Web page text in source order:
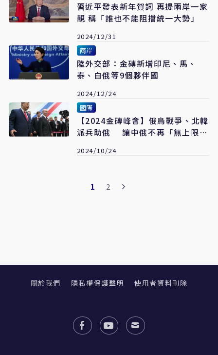
習近平發表新年賀詞 再提兩岸一家
親 稱「誰也不能阻擋統一大勢」
2024/12/31
兩岸
陸外交部：金磚新增印尼、馬、
泰、白俄等9個夥伴國
2024/12/24
國際
【2024金磚峰會】俄烏戰爭、北韓
派兵助俄 讓中俄不再「無上限」
2024/10/24
1 2
關於我們 隱私權保護聲明 使用者資料刪除